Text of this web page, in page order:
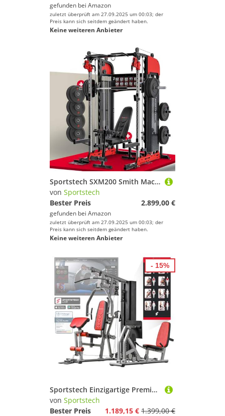
gefunden bei Amazon
zuletzt überprüft am 27.09.2025 um 00:03; der
Preis kann sich seitdem geändert haben.
Keine weiteren Anbieter
Sportstech SXM200 Smith Machine für Zuhause, Power Rack mit Kabelzug, Klimmzug, Langhantelstange, Bench Press, Multipresse, 140kg Trainingsgewicht, Kraftstation inkl. Griffe, Multifunktional, Home Gym
von Sportstech
Bester Preis
2.899,00 €
gefunden bei Amazon
zuletzt überprüft am 27.09.2025 um 00:03; der
Preis kann sich seitdem geändert haben.
Keine weiteren Anbieter
Sportstech Einzigartige Premium Kraftstation HGX100/HGX200/HGX300 für unzählige Trainingsvarianten, Multifunktions-Homegym mit Stepper oder Beinpresse, Fitnessstation aus Eva Material für Zuhause
von Sportstech
Bester Preis
1.189,15 € 1.399,00 €
- 15%